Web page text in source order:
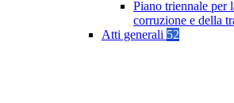
Piano triennale per
corruzione e della
Atti generali 52